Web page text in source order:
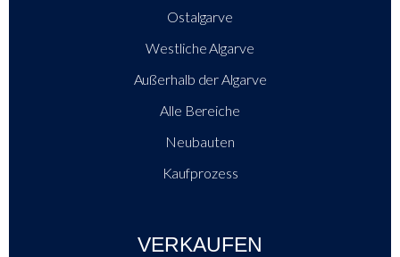
Ostalgarve
Westliche Algarve
Außerhalb der Algarve
Alle Bereiche
Neubauten
Kaufprozess
VERKAUFEN